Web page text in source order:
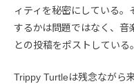
ィティを秘密にしている
するかは問題ではなく、音
との投稿をポストしている。
Trippy Turtleは残念ながら